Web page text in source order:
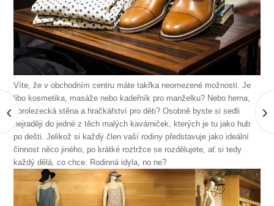
Víte, že v obchodním centru máte takřka neomezené možnosti. Je
libo kosmetika, masáže nebo kadeřník pro manželku? Nebo herna,
horolezecká stěna a hračkářství pro děti? Osobně byste si sedli
nejraději do jedné z těch malých kavárniček, kterých je tu jako hub
po dešti. Jelikož si každý člen vaší rodiny představuje jako ideální
činnost něco jiného, po krátké roztržce se rozdělujete, ať si tedy
každý dělá, co chce. Rodinná idyla, no ne?
‹ ›